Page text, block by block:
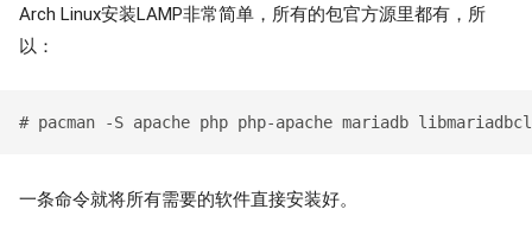
Arch Linux安装LAMP非常简单，所有的包官方源里都有，所
以：
一条命令就将所有需要的软件直接安装好。